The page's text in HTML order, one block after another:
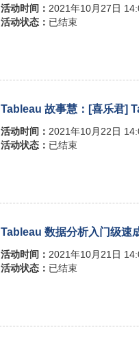
活动时间： 2021年10月27日
活动状态： 已结束
Tableau 故事慧：[喜乐君]
活动时间： 2021年10月22日
活动状态： 已结束
Tableau 数据分析入门级速
活动时间： 2021年10月21日
活动状态： 已结束